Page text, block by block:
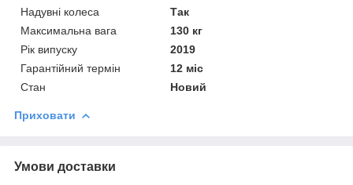
Надувні колеса
Так
Максимальна вага
130 кг
Рік випуску
2019
Гарантійний термін
12 міс
Стан
Новий
Приховати
Умови доставки